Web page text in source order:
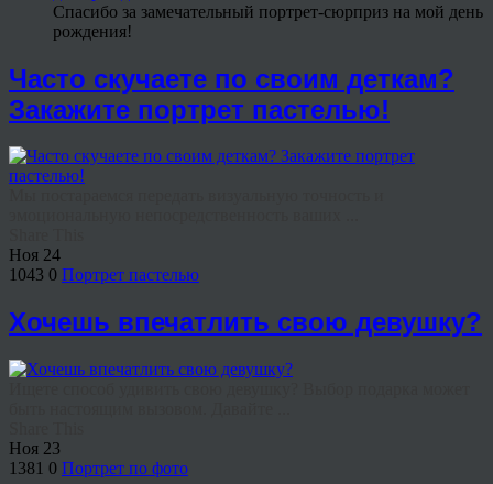
Спасибо за замечательный портрет-сюрприз на мой день
рождения!
Часто скучаете по своим деткам?
Закажите портрет пастелью!
Ноя 24
1043 0 Портрет пастелью
Хочешь впечатлить свою девушку?
Ноя 23
1381 0 Портрет по фото